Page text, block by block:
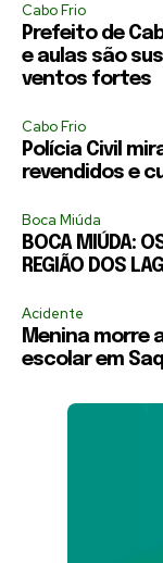
Cabo Frio
Prefeito de
e aulas são
ventos fortes
Cabo Frio
Polícia Civil
revendidos e
Boca Miúda
BOCA MIÚDA:
REGIÃO DOS
Acidente
Menina morre
escolar em